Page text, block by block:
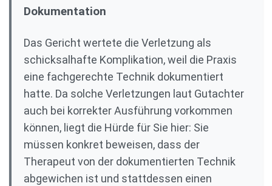
Dokumentation
Das Gericht wertete die Verletzung als
schicksalhafte Komplikation, weil die Praxis
eine fachgerechte Technik dokumentiert
hatte. Da solche Verletzungen laut Gutachter
auch bei korrekter Ausführung vorkommen
können, liegt die Hürde für Sie hier: Sie
müssen konkret beweisen, dass der
Therapeut von der dokumentierten Technik
abgewichen ist und stattdessen einen